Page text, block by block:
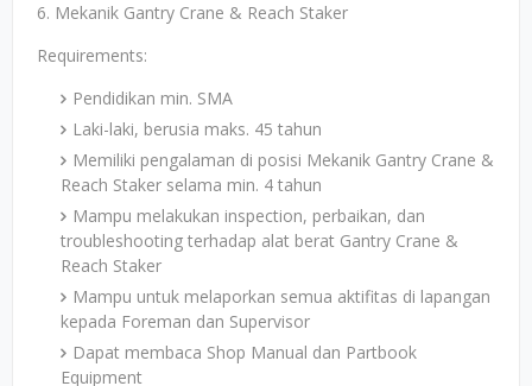
6. Mekanik Gantry Crane & Reach Staker
Requirements:
Pendidikan min. SMA
Laki-laki, berusia maks. 45 tahun
Memiliki pengalaman di posisi Mekanik Gantry Crane &
Reach Staker selama min. 4 tahun
Mampu melakukan inspection, perbaikan, dan
troubleshooting terhadap alat berat Gantry Crane &
Reach Staker
Mampu untuk melaporkan semua aktifitas di lapangan
kepada Foreman dan Supervisor
Dapat membaca Shop Manual dan Partbook
Equipment